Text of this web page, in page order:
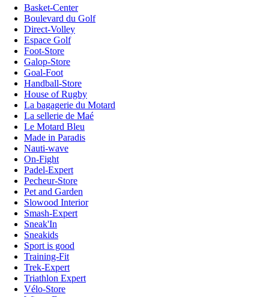
Basket-Center
Boulevard du Golf
Direct-Volley
Espace Golf
Foot-Store
Galop-Store
Goal-Foot
Handball-Store
House of Rugby
La bagagerie du Motard
La sellerie de Maé
Le Motard Bleu
Made in Paradis
Nauti-wave
On-Fight
Padel-Expert
Pecheur-Store
Pet and Garden
Slowood Interior
Smash-Expert
Sneak'In
Sneakids
Sport is good
Training-Fit
Trek-Expert
Triathlon Expert
Vélo-Store